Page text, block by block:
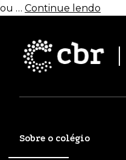
ou … Continue lendo
Sobre o colégio